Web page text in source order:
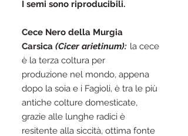
I semi sono riproducibili.
Cece Nero della Murgia
Carsica (Cicer arietinum): la cece
è la terza coltura per
produzione nel mondo, appena
dopo la soia e i Fagioli, è tra le più
antiche colture domesticate,
grazie alle lunghe radici è
resitente alla siccità, ottima fonte